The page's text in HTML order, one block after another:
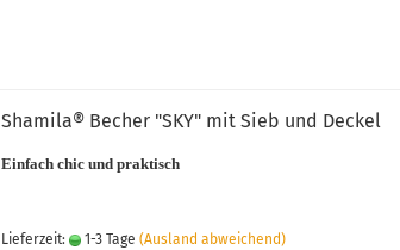
Shamila® Becher "SKY" mit Sieb und Deckel
Einfach chic und praktisch
Lieferzeit: 1-3 Tage (Ausland abweichend)